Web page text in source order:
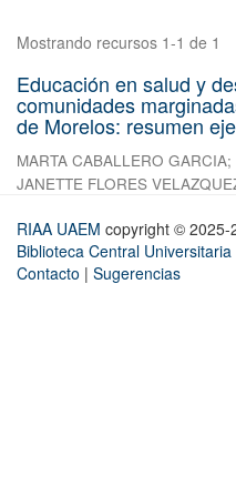
Mostrando recursos 1-1 de 1
Educación en salud y
comunidades
de Morelos: resumen
MARTA CABALLERO GARCIA;
JANETTE FLORES
RIAA UAEM copyright © 2025-
Biblioteca Central Universitaria
Contacto | Sugerencias